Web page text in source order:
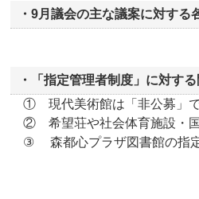
・9月議会の主な議案に対する
・「指定管理者制度」に対す
① 現代美術館は「非公募」で
② 希望荘や社会体育施設・国
③ 森都心プラザ図書館の指定